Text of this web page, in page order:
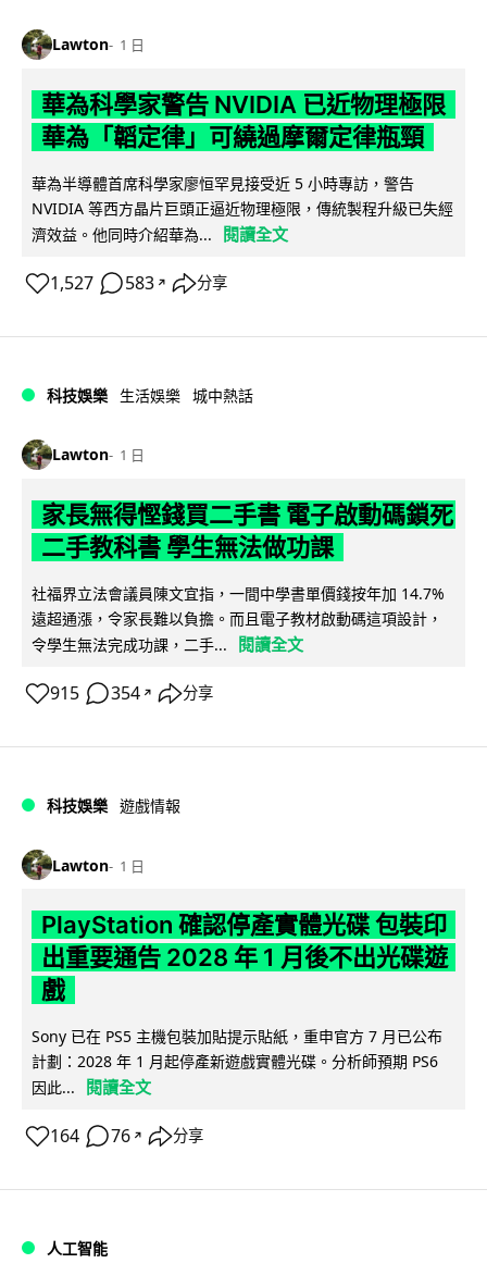
Lawton 1 日
華為科學家警告 NVIDIA 已近物理極限
華為「韜定律」可繞過摩爾定律瓶頸
華為半導體首席科學家廖恒罕見接受近 5 小時專訪，警告
NVIDIA 等西方晶片巨頭正逼近物理極限，傳統製程升級已失經
濟效益。他同時介紹華為...
閱讀全文
1,527 583 ↗ 分享
科技娛樂 生活娛樂 城中熱話
Lawton 1 日
家長無得慳錢買二手書 電子啟動碼鎖死
二手教科書 學生無法做功課
社福界立法會議員陳文宜指，一間中學書單價錢按年加 14.7%
遠超通漲，令家長難以負擔。而且電子教材啟動碼這項設計，
令學生無法完成功課，二手...
閱讀全文
915 354 ↗ 分享
科技娛樂 遊戲情報
Lawton 1 日
PlayStation 確認停產實體光碟 包裝印
出重要通告 2028 年 1 月後不出光碟遊
戲
Sony 已在 PS5 主機包裝加貼提示貼紙，重申官方 7 月已公布
計劃：2028 年 1 月起停產新遊戲實體光碟。分析師預期 PS6
因此...
閱讀全文
164 76 ↗ 分享
人工智能